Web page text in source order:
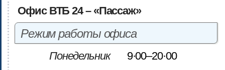
Офис ВТБ 24 – «Пассаж»
Режим работы офиса
Понедельник
9·00–20·00